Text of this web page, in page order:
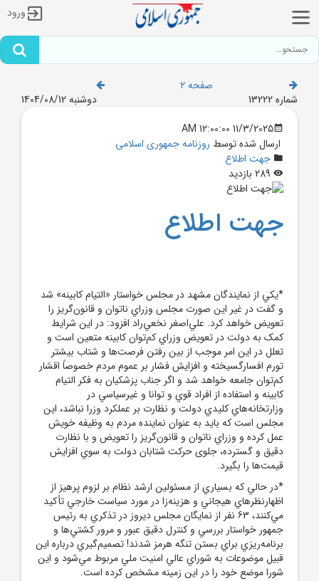
ورود
صفحه 2
شماره 13222
دوشنبه 1404/08/12
11/3/2025 12:00:00 AM
ارسال شده توسط روزنامه جمهوری اسلامی
جهت اطلاع
جهت اطلاع
*يکي از نمايندگان مشهد در مجلس خواستار «التيام کابينه» شد
و گفت در غير اين صورت مجلس وزراي ناتوان و قانون‌گريز را
تعويض خواهد کرد. علي‌اصغر نخعي‌راد افزود: در اين شرايط
کمک به دولت در تعويض وزراي کم‌توان کابينه متعين است و
تعلل در اين امر موجب از بين رفتن فرصت‌ها و شتاب بيشتر
تورم افسارگسيخته و افزايش فشار بر عموم مردم خصوصاً اقشار
کم‌توان جامعه خواهد شد و اگر جناب پزشکيان به فکر التيام
کابينه و استفاده از افراد قوي و توانا و غيرسياسي در
وزارتخانه‌هاي کليدي دولت و نظارت بر عملکرد وزرا نباشد، اين
مجلس است که بايد به عنوان نماينده مردم به وظيفه خويش
عمل کرده و وزراي ناتوان و قانون‌گريز را تعويض و با نظارت
دقيق و گسترده، جلوی حرکت شتابان دولت به سوي افزايش
قيمت‌ها را بگيرد.
*در حالي که بسياري از مسئولين ارشد نظام بر لزوم پرهيز از
اظهارنظرهاي هيجاني و هزينه‌زا در مورد سياست خارجي تأکيد
مي‌کنند، 63 نفر از نمايگان مجلس ديروز در تذکري به رئيس‌
جمهور خواستار بررسي و کنترل دقيق عبور و مرور کشتي‌ها و
برنامه‌ريزي براي بستن تنگه هرمز شدند! تصميم‌گيري درباره اين
قبيل موضوعات به شوراي عالي امنيت ملي مربوط مي‌شود و اين
شورا موضع خود را در اين زمينه مشخص کرده است.